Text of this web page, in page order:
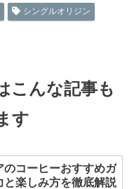
シングルオリジン
こんな記事も
す
のコーヒーおすすめガ
と楽しみ方を徹底解説